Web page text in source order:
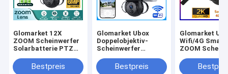
Glomarket 12X
ZOOM Scheinwerfer
Solarbatterie PTZ
Wifi/4G Ubox
Sicherheitskamera
Bestpreis
Glomarket Ubox
Doppelobjektiv-
Scheinwerfer
Kamera 6MP Smart
Wifi 4G Sicherheit
Bestpreis
Glomarket
Wifi/4G Smart
ZOOM
Kamera 6MP
Kamera für die